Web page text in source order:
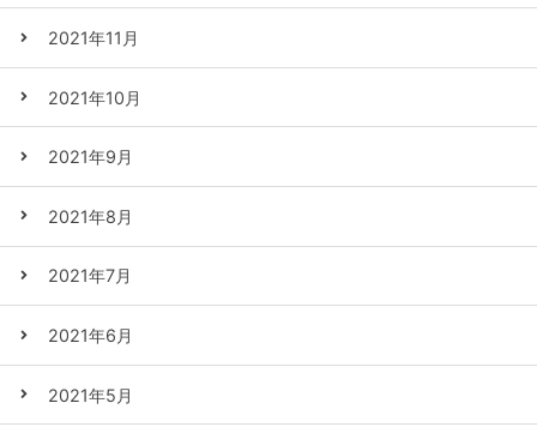
2021年11月
2021年10月
2021年9月
2021年8月
2021年7月
2021年6月
2021年5月